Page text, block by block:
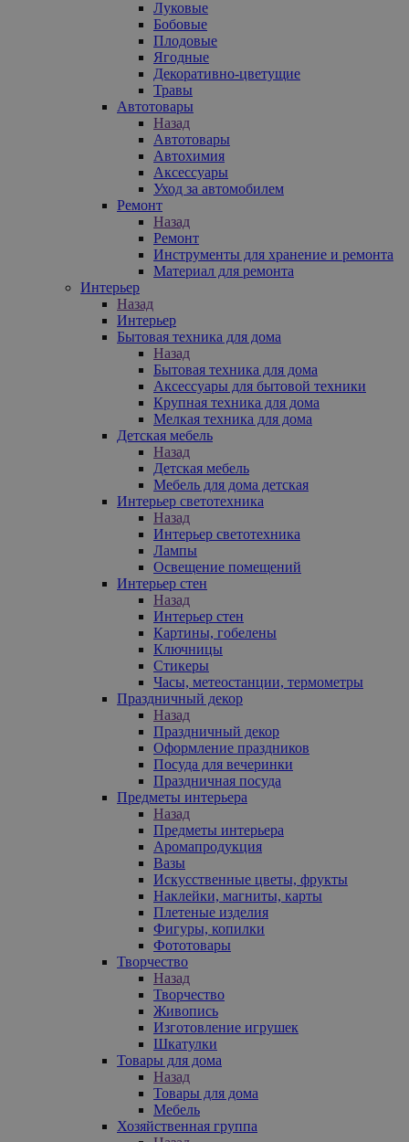
Луковые
Бобовые
Плодовые
Ягодные
Декоративно-цветущие
Травы
Автотовары
Назад
Автотовары
Автохимия
Аксессуары
Уход за автомобилем
Ремонт
Назад
Ремонт
Инструменты для хранение и ремонта
Материал для ремонта
Интерьер
Назад
Интерьер
Бытовая техника для дома
Назад
Бытовая техника для дома
Аксессуары для бытовой техники
Крупная техника для дома
Мелкая техника для дома
Детская мебель
Назад
Детская мебель
Мебель для дома детская
Интерьер светотехника
Назад
Интерьер светотехника
Лампы
Освещение помещений
Интерьер стен
Назад
Интерьер стен
Картины, гобелены
Ключницы
Стикеры
Часы, метеостанции, термометры
Праздничный декор
Назад
Праздничный декор
Оформление праздников
Посуда для вечеринки
Праздничная посуда
Предметы интерьера
Назад
Предметы интерьера
Аромапродукция
Вазы
Искусственные цветы, фрукты
Наклейки, магниты, карты
Плетеные изделия
Фигуры, копилки
Фототовары
Творчество
Назад
Творчество
Живопись
Изготовление игрушек
Шкатулки
Товары для дома
Назад
Товары для дома
Мебель
Хозяйственная группа